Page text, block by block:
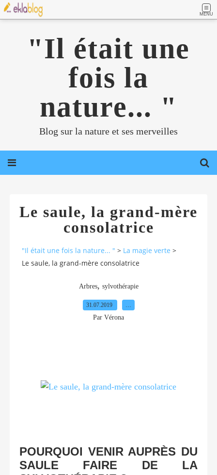
MENU
"Il était une
fois la
nature... "
Blog sur la nature et ses merveilles
Le saule, la grand-mère
consolatrice
"Il était une fois la nature... " > La magie verte >
Le saule, la grand-mère consolatrice
Arbres, sylvothérapie
31.07.2019
Par Vérona
POURQUOI VENIR AUPRÈS DU
SAULE FAIRE DE LA